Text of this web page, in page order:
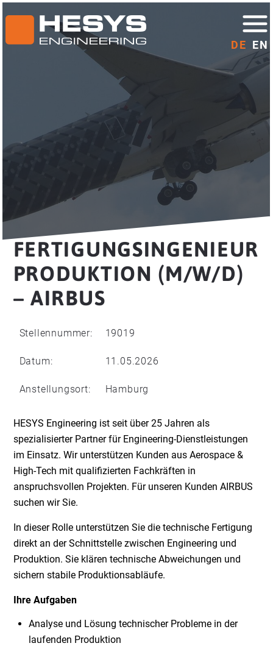
DE EN
FERTIGUNGSINGENIEUR
PRODUKTION (M/W/D)
– AIRBUS
Stellennummer: 19019
Datum: 11.05.2026
Anstellungsort: Hamburg
HESYS Engineering ist seit über 25 Jahren als
spezialisierter Partner für Engineering-Dienstleistungen
im Einsatz. Wir unterstützen Kunden aus Aerospace &
High-Tech mit qualifizierten Fachkräften in
anspruchsvollen Projekten. Für unseren Kunden AIRBUS
suchen wir Sie.
In dieser Rolle unterstützen Sie die technische Fertigung
direkt an der Schnittstelle zwischen Engineering und
Produktion. Sie klären technische Abweichungen und
sichern stabile Produktionsabläufe.
Ihre Aufgaben
Analyse und Lösung technischer Probleme in der
laufenden Produktion